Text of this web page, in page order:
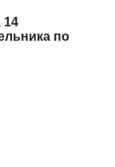
14
по